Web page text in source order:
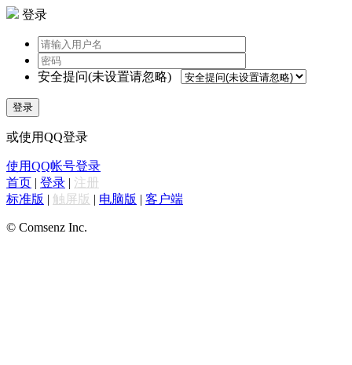
登录
安全提问(未设置请忽略)
登录
或使用QQ登录
使用QQ帐号登录
首页 | 登录 | 注册
标准版 | 触屏版 | 电脑版 | 客户端
© Comsenz Inc.